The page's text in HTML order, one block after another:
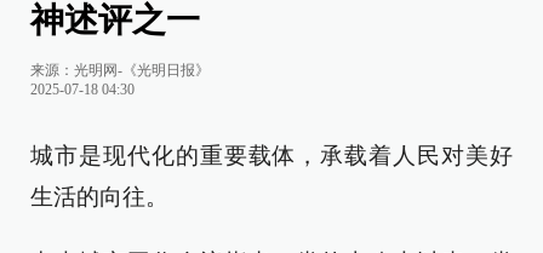
神述评之一
来源： 光明网-《光明日报》
2025-07-18 04:30
城市是现代化的重要载体，承载着人民对美好
生活的向往。